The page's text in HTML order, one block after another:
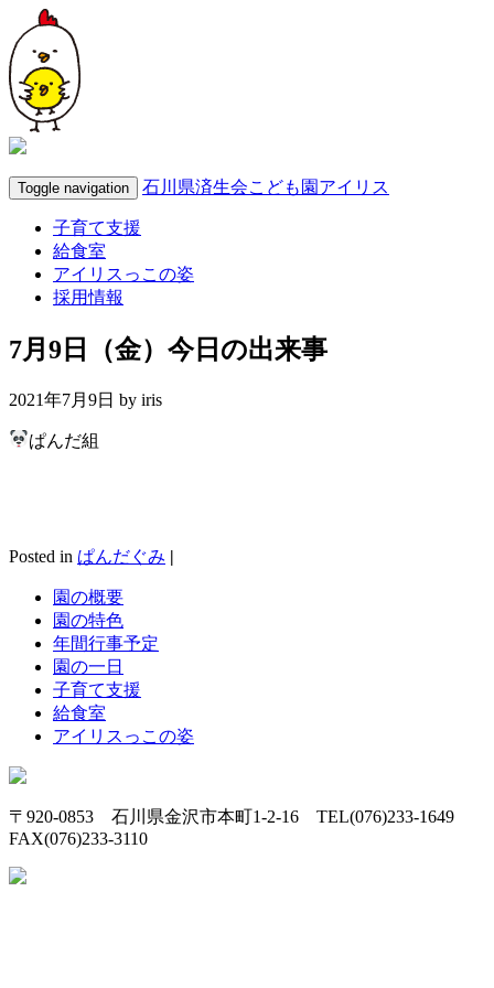
Toggle navigation 石川県済生会こども園アイリス
子育て支援
給食室
アイリスっこの姿
採用情報
7月9日（金）今日の出来事
2021年7月9日 by iris
ぱんだ組
Posted in ぱんだぐみ |
園の概要
園の特色
年間行事予定
園の一日
子育て支援
給食室
アイリスっこの姿
〒920-0853 石川県金沢市本町1-2-16 TEL(076)233-1649
FAX(076)233-3110